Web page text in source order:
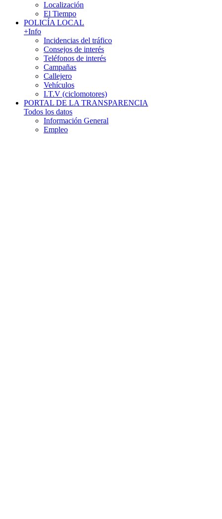
Localización
El Tiempo
POLICÍA LOCAL
+Info
Incidencias del tráfico
Consejos de interés
Teléfonos de interés
Campañas
Callejero
Vehículos
I.T.V (ciclomotores)
PORTAL DE LA TRANSPARENCIA
Todos los datos
Información General
Empleo